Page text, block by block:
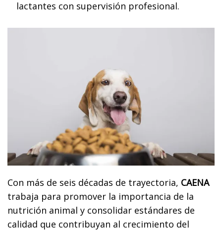
lactantes con supervisión profesional.
Con más de seis décadas de trayectoria, CAENA
trabaja para promover la importancia de la
nutrición animal y consolidar estándares de
calidad que contribuyan al crecimiento del